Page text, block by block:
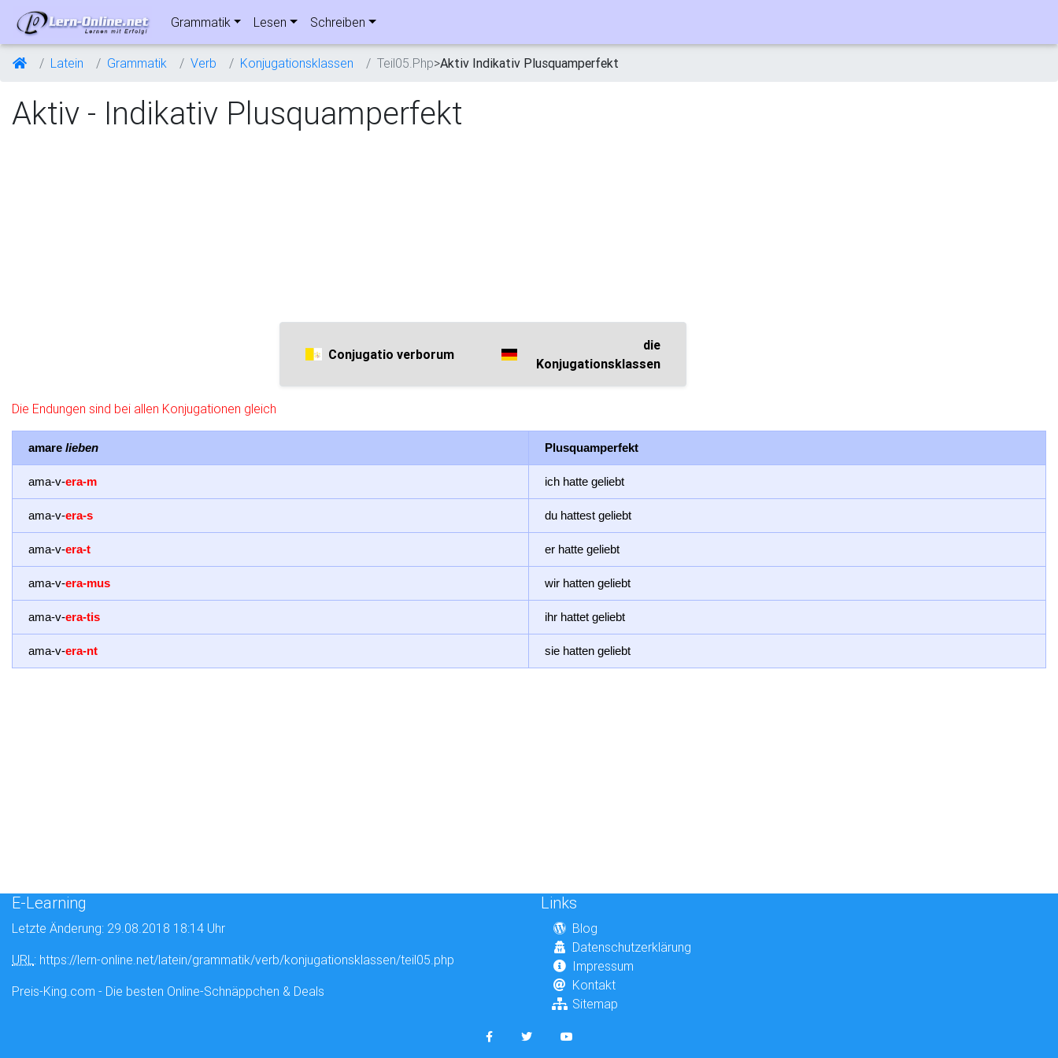
Grammatik Lesen Schreiben
Latein Grammatik Verb Konjugationsklassen Teil05.Php>Aktiv Indikativ Plusquamperfekt
Aktiv - Indikativ Plusquamperfekt
Conjugatio verborum
die
Konjugationsklassen
Die Endungen sind bei allen Konjugationen gleich
amare lieben Plusquamperfekt
ama-v-era-m ich hatte geliebt
ama-v-era-s du hattest geliebt
ama-v-era-t er hatte geliebt
ama-v-era-mus wir hatten geliebt
ama-v-era-tis ihr hattet geliebt
ama-v-era-nt sie hatten geliebt
E-Learning
Letzte Änderung: 29.08.2018 18:14 Uhr
URL: https://lern-online.net/latein/grammatik/verb/konjugationsklassen/teil05.php
Preis-King.com - Die besten Online-Schnäppchen & Deals
Links
Blog
Datenschutzerklärung
Impressum
Kontakt
Sitemap